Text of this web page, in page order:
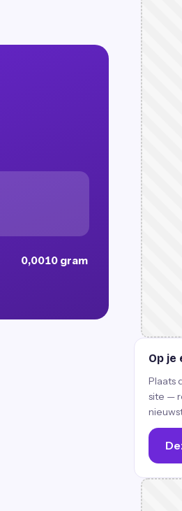
0,0010 gram
Op je
Plaats
site —